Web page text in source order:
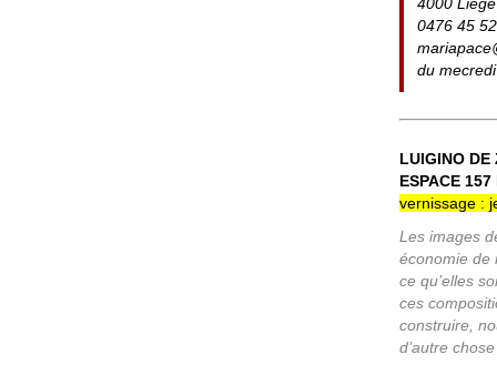
0476 45
du
LUIGINO DE
ESPACE
vernissage :
Les images
économie de
ce qu’elles
ces
construire,
d’autre